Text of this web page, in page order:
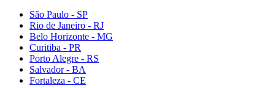
São Paulo - SP
Rio de Janeiro - RJ
Belo Horizonte - MG
Curitiba - PR
Porto Alegre - RS
Salvador - BA
Fortaleza - CE